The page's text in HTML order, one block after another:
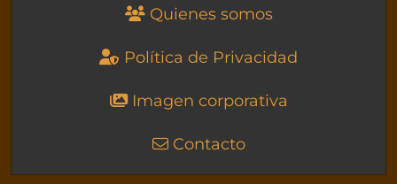
Quienes somos
Política de Privacidad
Imagen corporativa
Contacto